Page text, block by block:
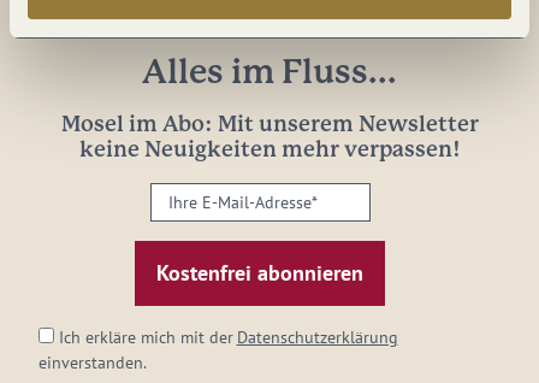
Alles im Fluss...
Mosel im Abo: Mit unserem Newsletter
keine Neuigkeiten mehr verpassen!
Ihre
E-
Mail-
Adresse:
Ich erkläre mich mit der Datenschutzerklärung
einverstanden.